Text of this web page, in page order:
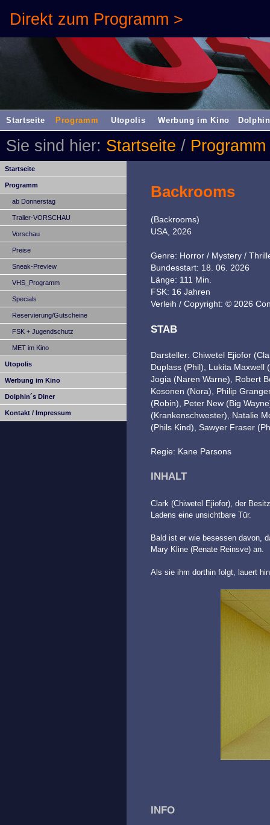
Direkt zum Programm >
Startseite Programm Utopolis Werbung im Kino
Sie sind hier: Startseite / Programm
Startseite
Programm
ab Donnerstag
Trailer-VORSCHAU
Vorschau
Preise
Sneak-Preview
VHS_Programm
Specials
Reservierung/Gutscheine
FSK + Jugendschutz
MET im Kino
Utopolis
Werbung im Kino
Dolphin´s Diner
Kontakt / Impressum
Backrooms
(Backrooms)
USA, 2026
Genre: Horror / Mystery /
Bundesstart: 18. 06. 2026
Länge: 111 Min.
FSK: 16 Jahren
Verleih / Copyright: © 2026
STAB
Darsteller: Chiwetel Ejiofor
Duplass (Phil), Lukita Maxwell
Jogia (Naren Warne), Robert
Kosonen (Nora), Philip
(Robin), Peter New (Big
(Krankenschwester), Natalie
(Phils Kind), Sawyer Fraser
Regie: Kane Parsons
INHALT
Clark (Chiwetel Ejiofor), der
Ladens eine unsichtbare Tür.
Bald ist er wie besessen davon,
Mary Kline (Renate Reinsve) an.
Als sie ihm dorthin folgt, lauert
INFO